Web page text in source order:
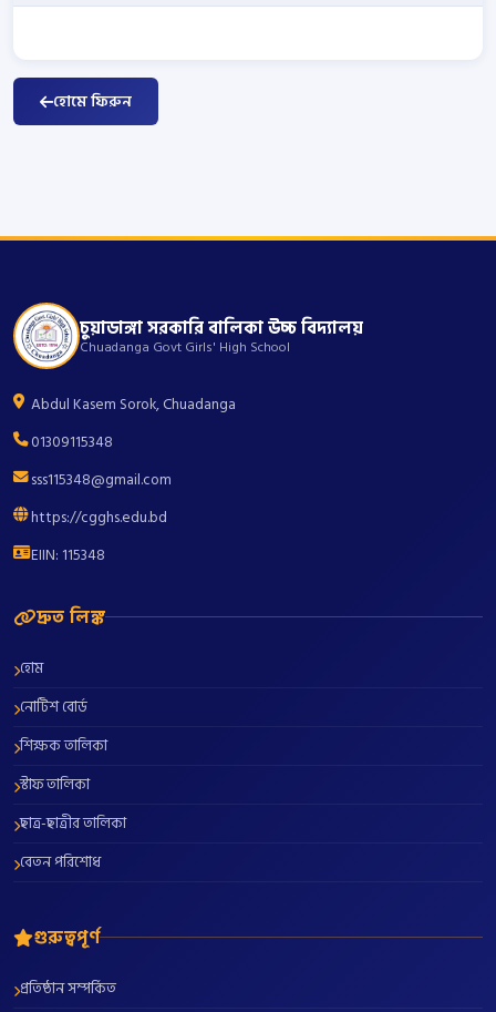
হোমে ফিরুন
চুয়াডাঙ্গা সরকারি বালিকা উচ্চ বিদ্যালয়
Chuadanga Govt Girls' High School
Abdul Kasem Sorok, Chuadanga
01309115348
sss115348@gmail.com
https://cgghs.edu.bd
EIIN: 115348
দ্রুত লিঙ্ক
হোম
নোটিশ বোর্ড
শিক্ষক তালিকা
স্টাফ তালিকা
ছাত্র-ছাত্রীর তালিকা
বেতন পরিশোধ
গুরুত্বপূর্ণ
প্রতিষ্ঠান সম্পর্কিত